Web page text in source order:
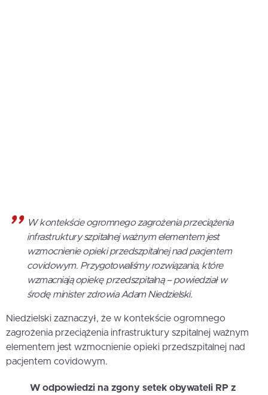
W kontekście ogromnego zagrożenia przeciążenia
infrastruktury szpitalnej ważnym elementem jest
wzmocnienie opieki przedszpitalnej nad pacjentem
covidowym. Przygotowaliśmy rozwiązania, które
wzmacniają opiekę przedszpitalną – powiedział w
środę minister zdrowia Adam Niedzielski.
Niedzielski zaznaczył, że w kontekście ogromnego
zagrożenia przeciążenia infrastruktury szpitalnej ważnym
elementem jest wzmocnienie opieki przedszpitalnej nad
pacjentem covidowym.
W odpowiedzi na zgony setek obywateli RP z